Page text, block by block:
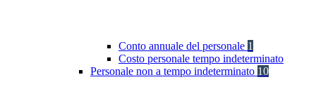
Conto annuale del personale 1
Costo personale tempo indeterminato
Personale non a tempo indeterminato 10